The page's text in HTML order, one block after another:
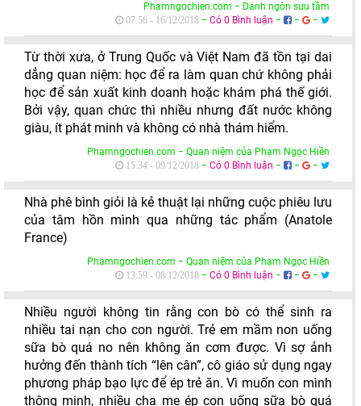
Phamngochien.com − Danh ngôn sưu tầm
07:56 - 16/12/2018 − Có 0 Bình luận − − −
Từ thời xưa, ở Trung Quốc và Việt Nam đã tồn tại dai
dẳng quan niệm: học để ra làm quan chứ không phải
học để sản xuất kinh doanh hoặc khám phá thế giới.
Bởi vậy, quan chức thì nhiều nhưng đất nước không
giàu, ít phát minh và không có nhà thám hiểm.
Phamngochien.com − Quan niệm của Phạm Ngọc Hiền
15:34 - 09/12/2018 − Có 0 Bình luận − − −
Nhà phê bình giỏi là kẻ thuật lại những cuộc phiêu lưu
của tâm hồn mình qua những tác phẩm (Anatole
France)
Phamngochien.com − Quan niệm của Phạm Ngọc Hiền
13:59 - 08/12/2018 − Có 0 Bình luận − − −
Nhiều người không tin rằng con bò có thể sinh ra
nhiều tai nạn cho con người. Trẻ em mầm non uống
sữa bò quá no nên không ăn cơm được. Vì sợ ảnh
hưởng đến thành tích “lên cân”, cô giáo sử dụng ngay
phương pháp bạo lực để ép trẻ ăn. Vì muốn con mình
thông minh, nhiều cha mẹ ép con uống sữa bò quá